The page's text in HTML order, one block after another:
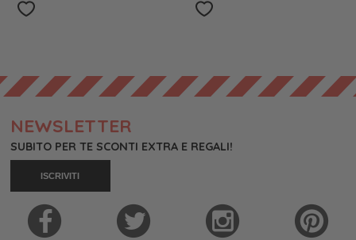
NEWSLETTER
SUBITO PER TE SCONTI EXTRA E REGALI!
ISCRIVITI